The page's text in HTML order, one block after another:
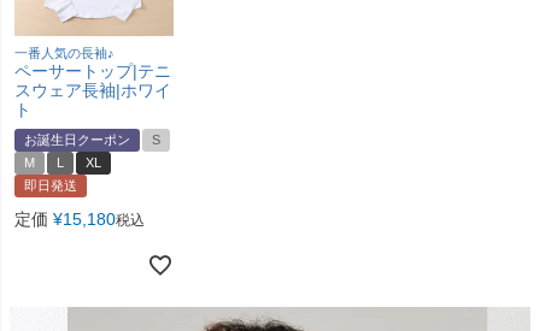
一番人気の長袖♪
ペーサートップ|テニ
スウェア長袖|ホワイ
ト
お誕生日クーポン
S
M
L
XL
即日発送
定価 ¥15,180税込